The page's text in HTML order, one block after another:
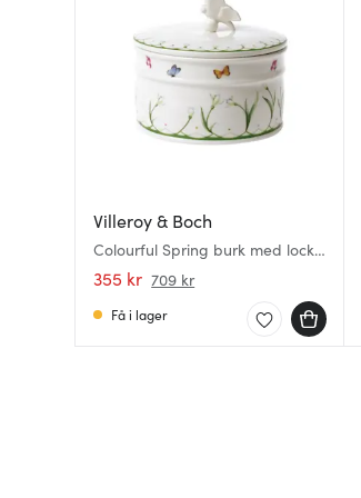
Villeroy & Boch
Colourful Spring burk med lock
stor 18x16 cm 1,66 L
355 kr 709 kr
Få i lager